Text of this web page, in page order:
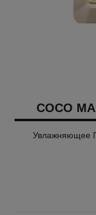
COCO
Увлажняющее